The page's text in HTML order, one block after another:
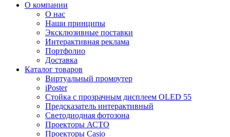
О компании
О нас
Наши принципы
Эксклюзивные поставки
Интерактивная реклама
Портфолио
Доставка
Каталог товаров
Виртуальный промоутер
iPoster
Стойка с прозрачным дисплеем OLED 55
Предсказатель интерактивный
Светодиодная фотозона
Проекторы АСТО
Проекторы Casio